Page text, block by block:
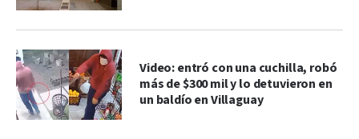
Video: entró con una cuchilla, robó
más de $300 mil y lo detuvieron en
un baldío en Villaguay